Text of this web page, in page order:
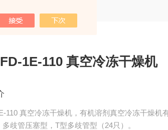
1E-110 真空冷冻干燥机
110 真空冷冻干燥机，有机溶剂真空冷冻干燥机
歧管压塞型，T型多歧管型（24只）。